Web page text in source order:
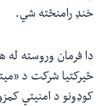
خنډ رامنځته شي.
دا فرمان وروسته
ځیرکتیا شرکت د
کوډونو د امنيتي